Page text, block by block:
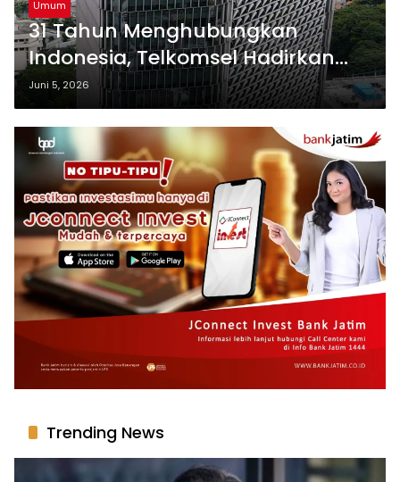
Umum
31 Tahun Menghubungkan
Indonesia, Telkomsel Hadirkan
Pengalaman Pelanggan yang
Semakin Relevan
Juni 5, 2026
Trending News